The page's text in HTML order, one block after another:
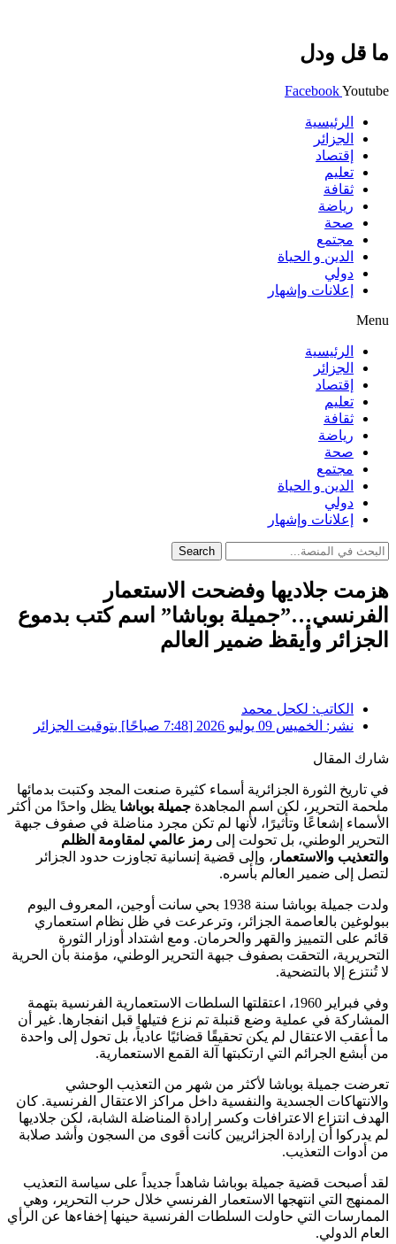
ما قل ودل
FacebookYoutube
الرئيسية
الجزائر
إقتصاد
تعليم
ثقافة
رياضة
صحة
مجتمع
الدين و الحياة
دولي
إعلانات وإشهار
Menu
الرئيسية
الجزائر
إقتصاد
تعليم
ثقافة
رياضة
صحة
مجتمع
الدين و الحياة
دولي
إعلانات وإشهار
Search
هزمت جلاديها وفضحت الاستعمار
الفرنسي…”جميلة بوباشا” اسم كتب بدموع
الجزائر وأيقظ ضمير العالم
الكاتب: لكحل محمد
نشر: الخميس 09 يوليو 2026 [7:48 صباحًا] بتوقيت الجزائر
شارك المقال
في تاريخ الثورة الجزائرية أسماء كثيرة صنعت المجد وكتبت بدمائها
ملحمة التحرير، لكن اسم المجاهدة جميلة بوباشا يظل واحدًا من أكثر
الأسماء إشعاعًا وتأثيرًا، لأنها لم تكن مجرد مناضلة في صفوف جبهة
التحرير الوطني، بل تحولت إلى رمز عالمي لمقاومة الظلم
والتعذيب والاستعمار ، وإلى قضية إنسانية تجاوزت حدود الجزائر
لتصل إلى ضمير العالم بأسره.
ولدت جميلة بوباشا سنة 1938 بحي سانت أوجين، المعروف اليوم
ببولوغين بالعاصمة الجزائر، وترعرعت في ظل نظام استعماري
قائم على التمييز والقهر والحرمان. ومع اشتداد أوزار الثورة
التحريرية، التحقت بصفوف جبهة التحرير الوطني، مؤمنة بأن الحرية
لا تُنتزع إلا بالتضحية.
وفي فبراير 1960، اعتقلتها السلطات الاستعمارية الفرنسية بتهمة
المشاركة في عملية وضع قنبلة تم نزع فتيلها قبل انفجارها. غير أن
ما أعقب الاعتقال لم يكن تحقيقًا قضائيًا عادياً، بل تحول إلى واحدة
من أبشع الجرائم التي ارتكبتها آلة القمع الاستعمارية.
تعرضت جميلة بوباشا لأكثر من شهر من التعذيب الوحشي
والانتهاكات الجسدية والنفسية داخل مراكز الاعتقال الفرنسية. كان
الهدف انتزاع الاعترافات وكسر إرادة المناضلة الشابة، لكن جلاديها
لم يدركوا أن إرادة الجزائريين كانت أقوى من السجون وأشد صلابة
من أدوات التعذيب.
لقد أصبحت قضية جميلة بوباشا شاهداً جديداً على سياسة التعذيب
الممنهج التي انتهجها الاستعمار الفرنسي خلال حرب التحرير، وهي
الممارسات التي حاولت السلطات الفرنسية حينها إخفاءها عن الرأي
العام الدولي.